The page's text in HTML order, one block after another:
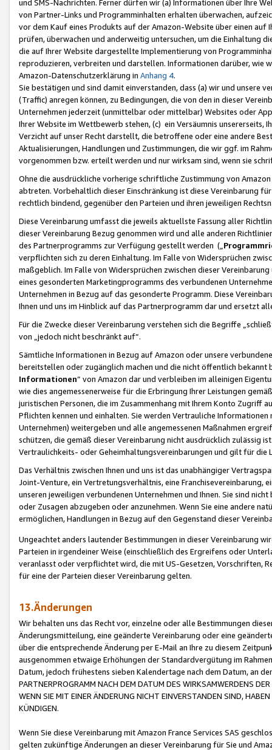
und SMS-Nachrichten. Ferner dürfen wir (a) Informationen über Ihre
von Partner-Links und Programminhalten erhalten überwachen,
vor dem Kauf eines Produkts auf der Amazon-Website über einen
prüfen, überwachen und anderweitig untersuchen, um die Einhaltung
die auf Ihrer Website dargestellte Implementierung von
reproduzieren, verbreiten und darstellen. Informationen darüber, wie
Amazon-Datenschutzerklärung in Anhang 4.
Sie bestätigen und sind damit einverstanden, dass (a) wir und
(Traffic) anregen können, zu Bedingungen, die von den in dieser
Unternehmen jederzeit (unmittelbar oder mittelbar) Websites oder
Ihrer Website im Wettbewerb stehen, (c) ein Versäumnis unsererseits,
Verzicht auf unser Recht darstellt, die betroffene oder eine andere
Aktualisierungen, Handlungen und Zustimmungen, die wir ggf. im
vorgenommen bzw. erteilt werden und nur wirksam sind, wenn sie
Ohne die ausdrückliche vorherige schriftliche Zustimmung von
abtreten. Vorbehaltlich dieser Einschränkung ist diese Vereinbarung
rechtlich bindend, gegenüber den Parteien und ihren jeweiligen
Diese Vereinbarung umfasst die jeweils aktuellste Fassung aller
dieser Vereinbarung Bezug genommen wird und alle anderen
des Partnerprogramms zur Verfügung gestellt werden („
verpflichten sich zu deren Einhaltung. Im Falle von Widersprüchen
maßgeblich. Im Falle von Widersprüchen zwischen dieser
eines gesonderten Marketingprogramms des verbundenen
Unternehmen in Bezug auf das gesonderte Programm. Diese
Ihnen und uns im Hinblick auf das Partnerprogramm dar und ersetzt
Für die Zwecke dieser Vereinbarung verstehen sich die Begriffe
von „jedoch nicht beschränkt auf“.
Sämtliche Informationen in Bezug auf Amazon oder unsere
bereitstellen oder zugänglich machen und die nicht öffentlich
Informationen“ von Amazon dar und verbleiben im alleinigen
wie dies angemessenerweise für die Erbringung Ihrer Leistungen
juristischen Personen, die im Zusammenhang mit Ihrem Konto
Pflichten kennen und einhalten. Sie werden Vertrauliche
Unternehmen) weitergeben und alle angemessenen Maßnahmen
schützen, die gemäß dieser Vereinbarung nicht ausdrücklich zulässig
Vertraulichkeits- oder Geheimhaltungsvereinbarungen und gilt für die
Das Verhältnis zwischen Ihnen und uns ist das unabhängiger
Joint-Venture, ein Vertretungsverhältnis, eine Franchisevereinbarung,
unseren jeweiligen verbundenen Unternehmen und Ihnen. Sie sind
oder Zusagen abzugeben oder anzunehmen. Wenn Sie eine andere
ermöglichen, Handlungen in Bezug auf den Gegenstand dieser
Ungeachtet anders lautender Bestimmungen in dieser Vereinbarung
Parteien in irgendeiner Weise (einschließlich des Ergreifens oder
veranlasst oder verpflichtet wird, die mit US-Gesetzen, Vorschriften,
für eine der Parteien dieser Vereinbarung gelten.
13.Änderungen
Wir behalten uns das Recht vor, einzelne oder alle Bestimmungen
Änderungsmitteilung, eine geänderte Vereinbarung oder eine
über die entsprechende Änderung per E-Mail an Ihre zu diesem
ausgenommen etwaige Erhöhungen der Standardvergütung im
Datum, jedoch frühestens sieben Kalendertage nach dem Datum, an
PARTNERPROGRAMM NACH DEM DATUM DES WIRKSAMWERDENS
WENN SIE MIT EINER ÄNDERUNG NICHT EINVERSTANDEN SIND,
KÜNDIGEN.
Wenn Sie diese Vereinbarung mit Amazon France Services SAS
gelten zukünftige Änderungen an dieser Vereinbarung für Sie und